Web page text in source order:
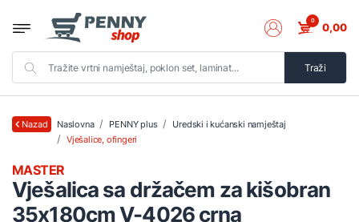
Traži
0 0,00
Nazad Naslovna PENNY plus
Uredski i kućanski namještaj
Vješalice, ofingeri
Vješalica sa držačem za kišobran
35x180cm V-4026 crna
MASTER